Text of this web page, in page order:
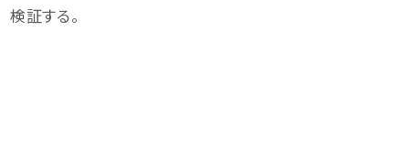
検証する。